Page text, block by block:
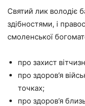
Святий лик володіє
здібностями, і
смоленської
про захист
про здоров’я
точках;
про здоров’я